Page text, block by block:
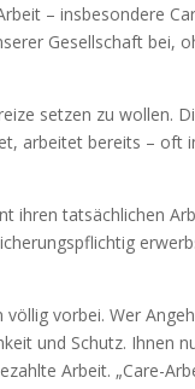
– insbesondere
Gesellschaft bei,
setzen zu wollen.
arbeitet bereits – oft
ihren tatsächlichen
vorbei. Wer
und Schutz. Ihnen
Arbeit. „Care-